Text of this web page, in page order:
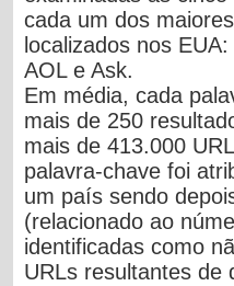
cada um dos
localizados nos
AOL e Ask.
Em média, cada
mais de 250
mais de 413.000
palavra-chave foi
um país sendo
(relacionado ao
identificadas como
URLs resultantes de